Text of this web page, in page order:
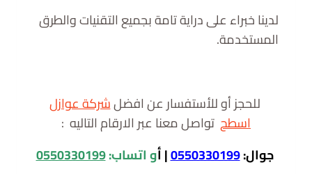
لدينا خبراء على دراية تامة بجميع التقنيات والطرق
المستخدمة.
للحجز أو للأستفسار عن افضلشركة عوازل
اسطح تواصل معنا عبر الارقام التاليه :
جوال:0550330199
|أو اتساب:0550330199